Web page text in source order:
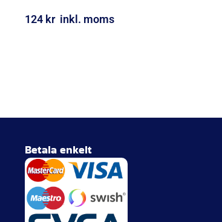
124 kr inkl. moms
Betala enkelt